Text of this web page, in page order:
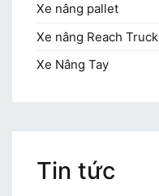
Xe nâng pallet
Xe nâng Reach Truck
Xe Nâng Tay
Tin tức